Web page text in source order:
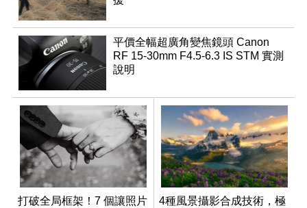
平價全幅超廣角變焦鏡頭 Canon
RF 15-30mm F4.5-6.3 IS STM 實測
說明
打破全局框架！7 個讓照片
4種風景攝影合成技術，極